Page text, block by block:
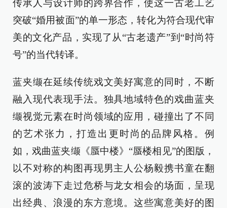
传承人与设计师的跨界合作，使这一古老工艺
突破“婚用被面”的单一形态，转化为符合现代审
美的文化产品，实现了从“古老遗产”到“时尚符
号”的当代转译。
蓝夹缬在延续传统戏文美好寓意的同时，不断
融入现代表现手法。独具地域特色的戏曲蓝夹
缬视觉元素在时尚领域的应用，碰撞出了不同
的艺术张力，打造出更时尚的品牌风格。例
如，戏曲蓝夹缬《蜃中楼》“蜃楼相见”的图版，
以不对称的构图再现男主人公杨毅携书童在翻
滚的波涛下走过危桥与龙女相会的场面，呈现
出经典、浪漫的东方意境。这些寓意美好的图